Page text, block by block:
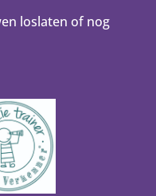
loslaten of nog